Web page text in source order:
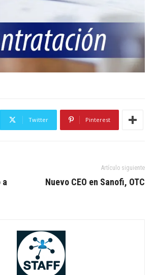
Twitter Pinterest
a
Artículo siguiente
Nuevo CEO en Sanofi, OTC